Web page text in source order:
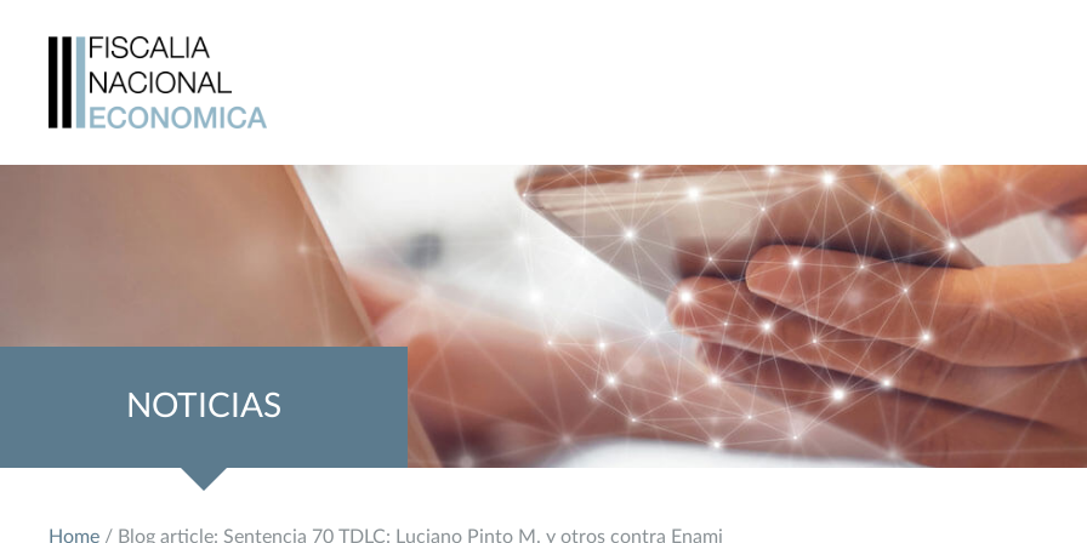
NOTICIAS
Home / Blog article: Sentencia 70 TDLC: Luciano Pinto M. y otros contra Enami